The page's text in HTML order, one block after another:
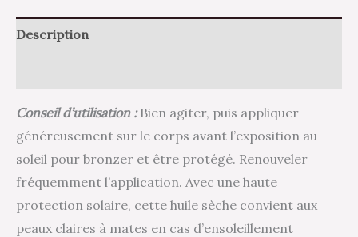
Description
Conseil d’utilisation :Bien agiter, puis appliquer
généreusement sur le corps avant l’exposition au
soleil pour bronzer et être protégé. Renouveler
fréquemment l’application. Avec une haute
protection solaire, cette huile sèche convient aux
peaux claires à mates en cas d’ensoleillement